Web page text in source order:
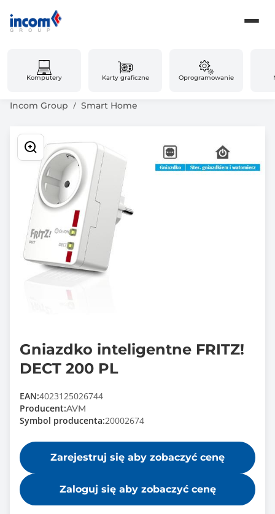
Komputery Karty graficzne Oprogramowanie
Incom Group Smart Home
Gniazdko inteligentne FRITZ!
DECT 200 PL
EAN:4023125026744
Producent:AVM
Symbol producenta:20002674
Zarejestruj się aby zobaczyć cenę
Zaloguj się aby zobaczyć cenę